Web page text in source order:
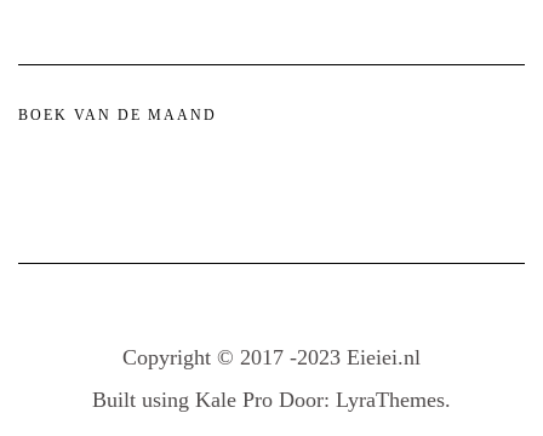
BOEK VAN DE MAAND
Copyright © 2017 -2023 Eieiei.nl
Built using Kale Pro Door: LyraThemes.